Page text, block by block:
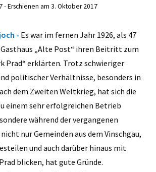
- Erschienen am 3. Oktober 2017
- Es war im fernen Jahr 1926, als 47
„Alte Post“ ihren Beitritt zum
Prad“ erklärten. Trotz schwieriger
politischer Verhältnisse, besonders in
dem Zweiten Weltkrieg, hat sich die
einem sehr erfolgreichen Betrieb
während der vergangenen
nur Gemeinden aus dem Vinschgau,
und auch darüber hinaus mit
blicken, hat gute Gründe.